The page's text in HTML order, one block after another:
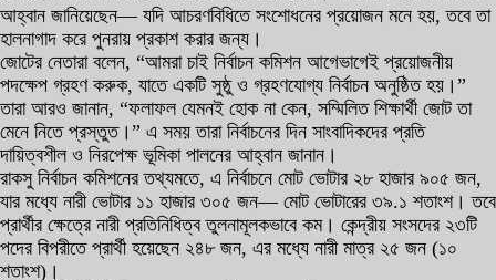
আহ্বান জানিয়েছেন— যদি আচরণবিধিতে সংশোধনের প্রয়োজন মনে হয়, তবে তা
হালনাগাদ করে পুনরায় প্রকাশ করার জন্য।
জোটের নেতারা বলেন, “আমরা চাই নির্বাচন কমিশন আগেভাগেই প্রয়োজনীয়
পদক্ষেপ গ্রহণ করুক, যাতে একটি সুষ্ঠু ও গ্রহণযোগ্য নির্বাচন অনুষ্ঠিত হয়।”
তারা আরও জানান, “ফলাফল যেমনই হোক না কেন, সম্মিলিত শিক্ষার্থী জোট তা
মেনে নিতে প্রস্তুত।” এ সময় তারা নির্বাচনের দিন সাংবাদিকদের প্রতি
দায়িত্বশীল ও নিরপেক্ষ ভূমিকা পালনের আহ্বান জানান।
রাকসু নির্বাচন কমিশনের তথ্যমতে, এ নির্বাচনে মোট ভোটার ২৮ হাজার ৯০৫ জন,
যার মধ্যে নারী ভোটার ১১ হাজার ৩০৫ জন— মোট ভোটারের ৩৯.১ শতাংশ। তবে
প্রার্থীর ক্ষেত্রে নারী প্রতিনিধিত্ব তুলনামূলকভাবে কম। কেন্দ্রীয় সংসদের ২৩টি
পদের বিপরীতে প্রার্থী হয়েছেন ২৪৮ জন, এর মধ্যে নারী মাত্র ২৫ জন (১০
শতাংশ)।